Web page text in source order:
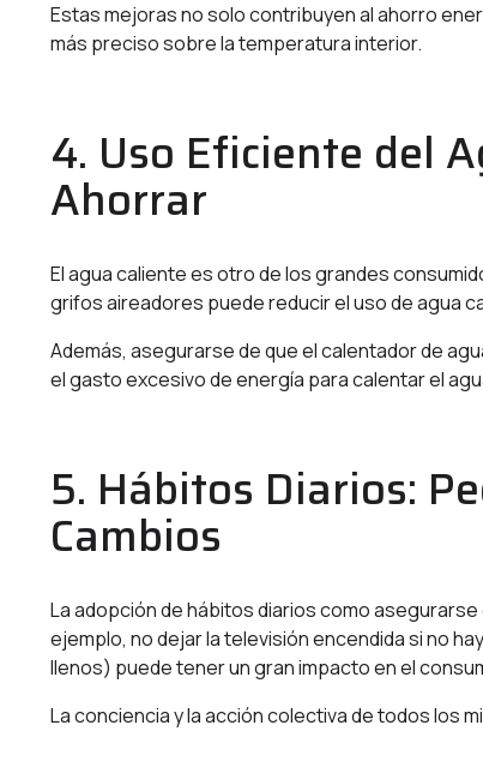
Estas mejoras no solo contribuyen al ahorro
más preciso sobre la temperatura interior.
4. Uso Eficiente del
Ahorrar
El agua caliente es otro de los grandes
grifos aireadores puede reducir el uso de agua
Además, asegurarse de que el calentador de
el gasto excesivo de energía para calentar el
5. Hábitos Diarios:
Cambios
La adopción de hábitos diarios como
ejemplo, no dejar la televisión encendida si no
llenos) puede tener un gran impacto en el
La conciencia y la acción colectiva de todos los